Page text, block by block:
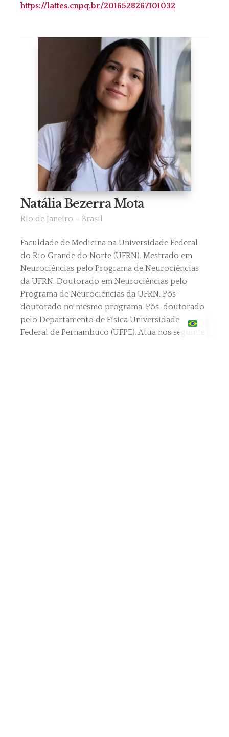
https://lattes.cnpq.br/2016528267101032
Natália Bezerra Mota
Rio de Janeiro – Brasil
Faculdade de Medicina na Universidade Federal
do Rio Grande do Norte (UFRN). Mestrado em
Neurociências pelo Programa de Neurociências
da UFRN. Doutorado em Neurociências pelo
Programa de Neurociências da UFRN. Pós-
doutorado no mesmo programa. Pós-doutorado
pelo Departamento de Física Universidade
Federal de Pernambuco (UFPE). Atua nos seguinte